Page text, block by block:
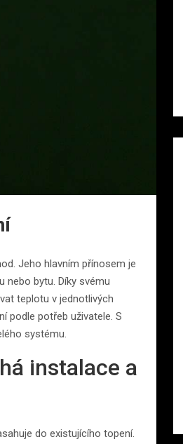
Jeho hlavním přínosem je
nebo bytu. Díky svému
teplotu v jednotlivých
podle potřeb uživatele. S
systému.
instalace a
do existujícího topení.